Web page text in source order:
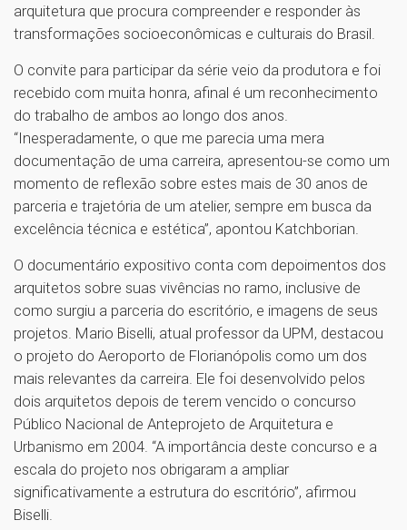
arquitetura que procura compreender e responder às
transformações socioeconômicas e culturais do Brasil.
O convite para participar da série veio da produtora e foi
recebido com muita honra, afinal é um reconhecimento
do trabalho de ambos ao longo dos anos.
“Inesperadamente, o que me parecia uma mera
documentação de uma carreira, apresentou-se como um
momento de reflexão sobre estes mais de 30 anos de
parceria e trajetória de um atelier, sempre em busca da
excelência técnica e estética”, apontou Katchborian.
O documentário expositivo conta com depoimentos dos
arquitetos sobre suas vivências no ramo, inclusive de
como surgiu a parceria do escritório, e imagens de seus
projetos. Mario Biselli, atual professor da UPM, destacou
o projeto do Aeroporto de Florianópolis como um dos
mais relevantes da carreira. Ele foi desenvolvido pelos
dois arquitetos depois de terem vencido o concurso
Público Nacional de Anteprojeto de Arquitetura e
Urbanismo em 2004. “A importância deste concurso e a
escala do projeto nos obrigaram a ampliar
significativamente a estrutura do escritório”, afirmou
Biselli.